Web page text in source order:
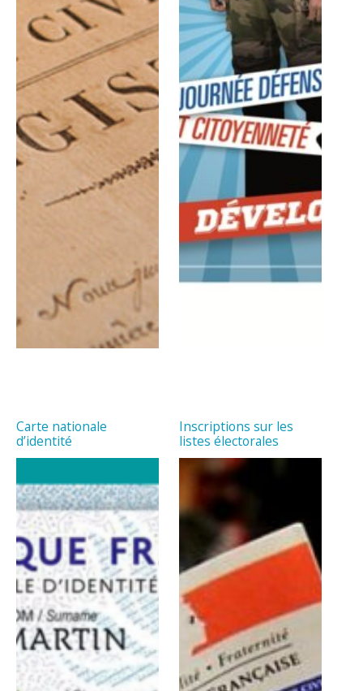
Carte nationale
d’identité
Inscriptions sur les
listes électorales